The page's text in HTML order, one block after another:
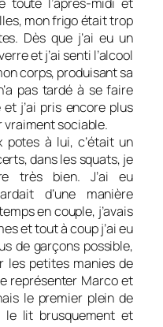
mon frigo était trop
Dès que j’ai eu un
et j’ai senti l’alcool
corps, produisant sa
pas tardé à se faire
et j’ai pris encore plus
vraiment sociable.
potes à lui, c’était un
dans les squats, je
très bien. J’ai eu
d’une manière
en couple, j’avais
et tout à coup j’ai eu
de garçons possible,
les petites manies de
représenter Marco et
le premier plein de
le lit brusquement et